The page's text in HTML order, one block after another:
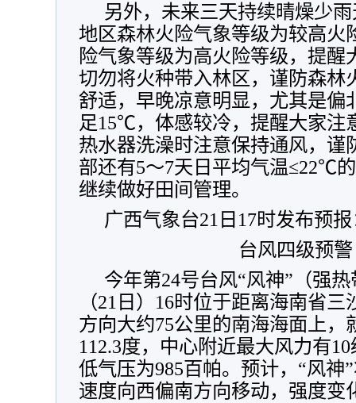
另外，未来三天持续晴燥少
地区森林火险气象等级为较高火
险气象等级为高火险等级，提醒
切勿将火种带入林区，谨防森林
舒适，早晚凉意明显，尤其是偏
足15℃，体感较冷，提醒大家注
热水器洗澡时注意保持通风，谨
部还有5～7天日平均气温≤22℃
继续做好田间管理。
广西气象台21日17时发布预
台风四级预
今年第24号台风“风神”（强
（21日）16时位于距离海南省
方向大约75公里的南海海面上，
112.3度，中心附近最大风力有
低气压为985百帕。预计，“风神
速度向西偏南方向移动，强度变